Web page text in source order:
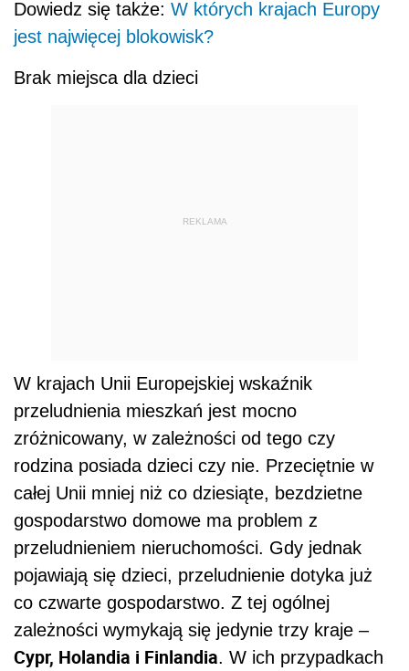
Dowiedz się także: W których krajach Europy
jest najwięcej blokowisk?
Brak miejsca dla dzieci
REKLAMA
W krajach Unii Europejskiej wskaźnik
przeludnienia mieszkań jest mocno
zróżnicowany, w zależności od tego czy
rodzina posiada dzieci czy nie. Przeciętnie w
całej Unii mniej niż co dziesiąte, bezdzietne
gospodarstwo domowe ma problem z
przeludnieniem nieruchomości. Gdy jednak
pojawiają się dzieci, przeludnienie dotyka już
co czwarte gospodarstwo. Z tej ogólnej
zależności wymykają się jedynie trzy kraje –
Cypr, Holandia i Finlandia. W ich przypadkach